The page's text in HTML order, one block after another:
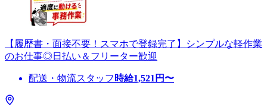
【履歴書・面接不要！スマホで登録完了】シンプルな軽作業
のお仕事◎日払い＆フリーター歓迎
配送・物流スタッフ 時給1,521 円〜